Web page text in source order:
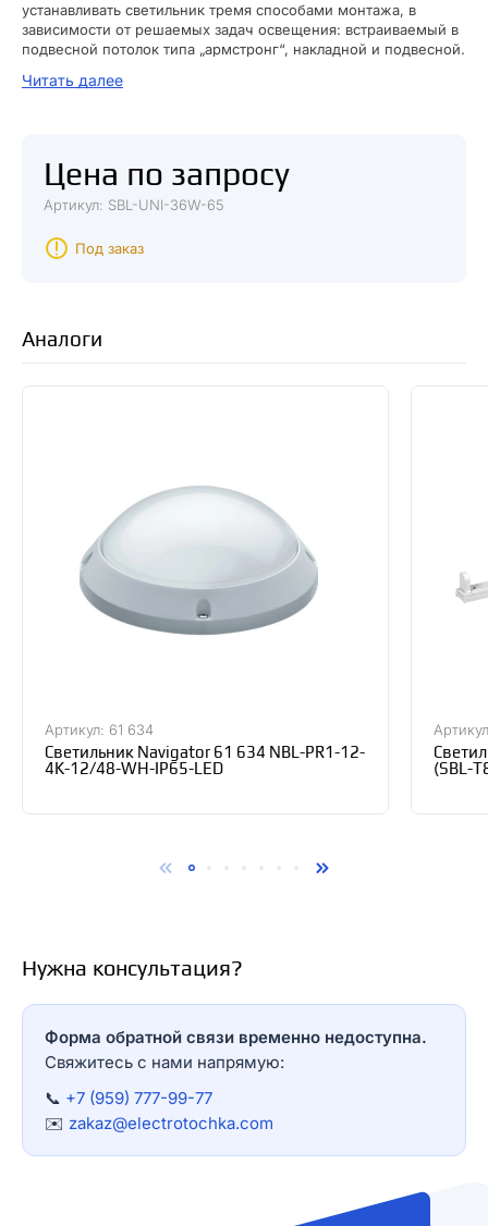
устанавливать светильник тремя способами монтажа, в
зависимости от решаемых задач освещения: встраиваемый в
подвесной потолок типа „армстронг“, накладной и подвесной.
В сравнении с обычными люминесцентными светильниками,
Читать далее
Цена по запросу
Артикул: SBL-UNI-36W-65
Под заказ
Аналоги
Артикул: 61 634
Светильник Navigator 61 634 NBL-PR1-12-
4K-12/48-WH-IP65-LED
(SBL-
Нужна консультация?
Форма обратной связи временно недоступна.
Свяжитесь с нами напрямую:
📞 +7 (959) 777-99-77
✉️ zakaz@electrotochka.com